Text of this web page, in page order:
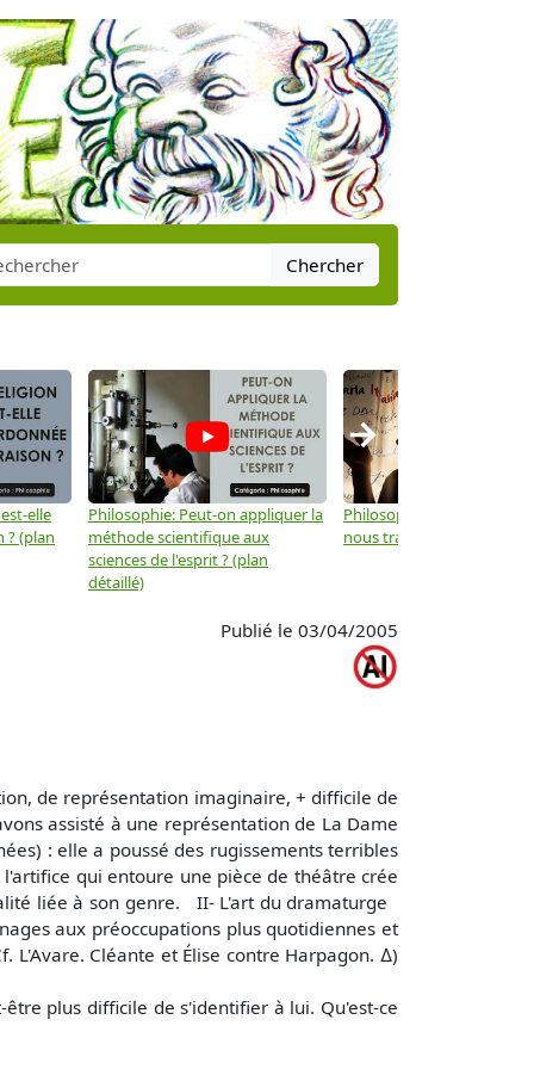
Chercher
elle
? (plan
Philosophie: Peut-on appliquer la
méthode scientifique aux
sciences de l'esprit ? (plan
détaillé)
Philosophie: Le langage
nous trahir ? (plan détaillé)
→
Publié le 03/04/2005
représentation imaginaire, + difficile de
à une représentation de La Dame
: elle a poussé des rugissements terribles
qui entoure une pièce de théâtre crée
liée à son genre. II- L'art du dramaturge
aux préoccupations plus quotidiennes et
L'Avare. Cléante et Élise contre Harpagon. ∆)
plus difficile de s'identifier à lui. Qu'est-ce